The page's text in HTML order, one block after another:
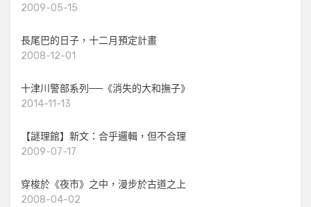
2009-05-15
長尾巴的日子，十二月預定計畫
2008-12-01
十津川警部系列──《消失的大和撫子》
2014-11-13
【謎理館】新文：合乎邏輯，但不合理
2009-07-17
穿梭於《夜市》之中，漫步於古道之上
2008-04-02